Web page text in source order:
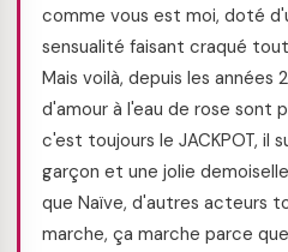
comme vous est moi, doté
sensualité faisant craqué
Mais voilà, depuis les années
d'amour à l'eau de rose sont
c'est toujours le JACKPOT, il
garçon et une jolie
que Naïve, d'autres acteurs
marche, ça marche parce